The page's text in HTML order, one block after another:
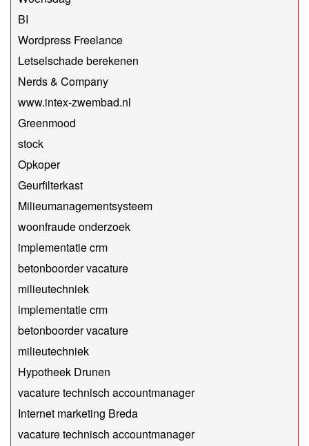
BI
Wordpress Freelance
Letselschade berekenen
Nerds & Company
www.intex-zwembad.nl
Greenmood
stock
Opkoper
Geurfilterkast
Milieumanagementsysteem
woonfraude onderzoek
implementatie crm
betonboorder vacature
milieutechniek
implementatie crm
betonboorder vacature
milieutechniek
Hypotheek Drunen
vacature technisch accountmanager
Internet marketing Breda
vacature technisch accountmanager